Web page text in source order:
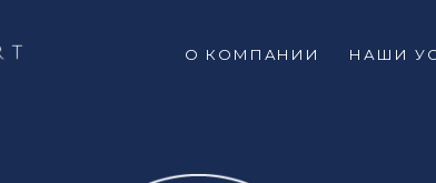
О КОМПАНИИ НАШИ